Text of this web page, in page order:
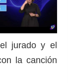
jurado y el
la canción